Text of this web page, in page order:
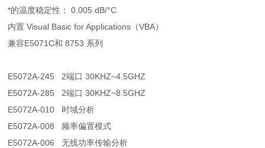
*的温度稳定性： 0.005 dB/°C
内置 Visual Basic for Applications（VBA）
兼容E5071C和 8753 系列
E5072A-245 2端口 30KHZ~4.5GHZ
E5072A-285 2端口 30KHZ~8.5GHZ
E5072A-010 时域分析
E5072A-008 频率偏置模式
E5072A-006 无线功率传输分析